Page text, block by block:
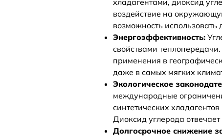
хладагентами, диоксид
воздействие на
возможность
Энергоэффективность:
свойствами
применения в
даже в самых мягких
Экологическое
международные
синтетических
Диоксид углерода
Долгосрочное снижение